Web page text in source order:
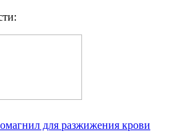
для разжижения крови